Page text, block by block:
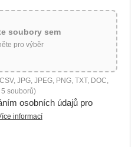
soubory sem
pro výběr
JPG, JPEG, PNG, TXT, DOC,
5 souborů)
osobních údajů pro
informací